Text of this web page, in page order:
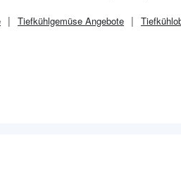
Tiefkühlgemüse Angebote